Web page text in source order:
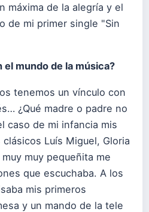
máxima de la alegría y el
de mi primer single "Sin
el mundo de la música?
tenemos un vínculo con
¿Qué madre o padre no
caso de mi infancia mis
Luís Miguel, Gloria
muy pequeñita me
que escuchaba. A los
mis primeros
y un mando de la tele